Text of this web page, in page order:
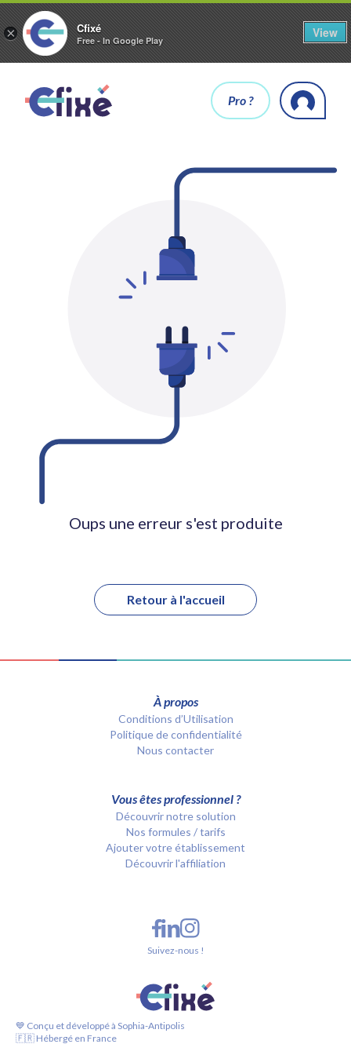
× Cfixé
Free - In Google Play
View
Pro ?
Oups une erreur s'est produite
Retour à l'accueil
À propos
Conditions d’Utilisation
Politique de confidentialité
Nous contacter
Vous êtes professionnel ?
Découvrir notre solution
Nos formules / tarifs
Ajouter votre établissement
Découvrir l'affiliation
💙 Conçu et développé à Sophia-Antipolis
🇫🇷 Hébergé en France
Suivez-nous !